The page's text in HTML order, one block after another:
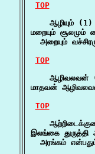
TOP
    ஆழியும் (1)
மறையும் சூலமும்
அறையும்
TOP
ஆழிவலவன்
மாதவன்
TOP
இலங்கை துருத்தி
அரங்கம்